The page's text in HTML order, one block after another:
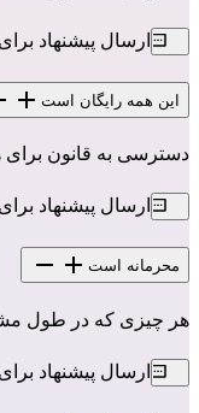
ارسال پیشنهاد
این همه رایگان است
دسترسی به قانون
ارسال پیشنهاد
محرمانه است
هر چیزی که در طول
ارسال پیشنهاد